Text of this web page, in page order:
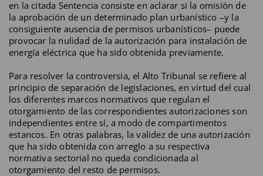
en la citada Sentencia consiste en aclarar si la omisión de
la aprobación de un determinado plan urbanístico –y la
consiguiente ausencia de permisos urbanísticos– puede
provocar la nulidad de la autorización para instalación de
energía eléctrica que ha sido obtenida previamente.
Para resolver la controversia, el Alto Tribunal se refiere al
principio de separación de legislaciones, en virtud del cual
los diferentes marcos normativos que regulan el
otorgamiento de las correspondientes autorizaciones son
independientes entre sí, a modo de compartimentos
estancos. En otras palabras, la validez de una autorización
que ha sido obtenida con arreglo a su respectiva
normativa sectorial no queda condicionada al
otorgamiento del resto de permisos.